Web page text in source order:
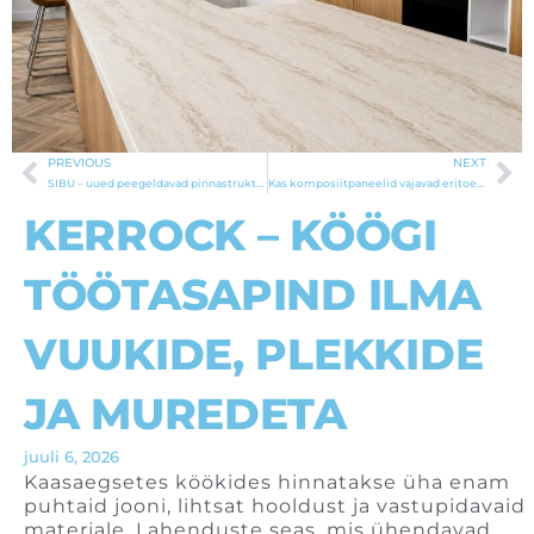
Prev
PREVIOUS
SIBU – uued peegeldavad pinnastruktuurid
NEXT
Kas komposiitpaneelid vajavad eritoetust fassaadil?
KERROCK – KÖÖGI
TÖÖTASAPIND ILMA
VUUKIDE, PLEKKIDE
JA MUREDETA
juuli 6, 2026
Kaasaegsetes köökides hinnatakse üha enam
puhtaid jooni, lihtsat hooldust ja vastupidavaid